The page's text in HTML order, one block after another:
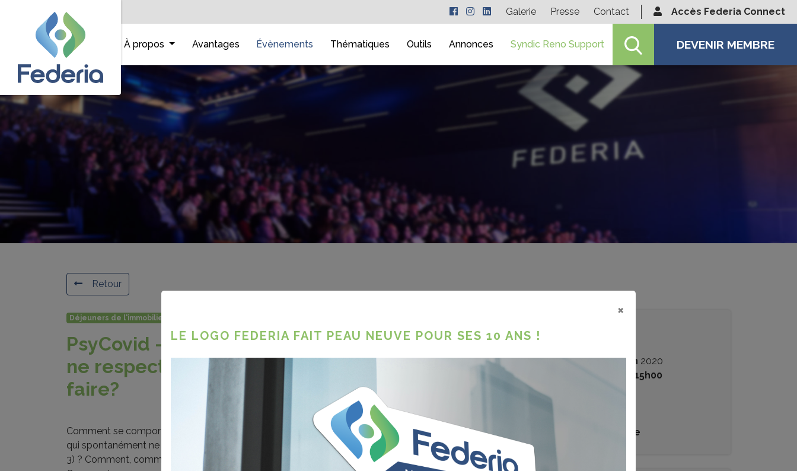
Galerie Presse Contact Accès Federia Connect
Accueil À propos Avantages Évènements Thématiques Outils Annonces Syndic Reno Support DEVENIR MEMBRE
Retour
Déjeuners de l'immobilier
PsyCovid - Mes clients et mes employés
ne respectent pas les règles, comment
faire?
Comment se comporter avec des clients qui doivent respecter des règles sanitaires et
qui spontanément ne le font pas (max 2 personnes pour les visites, ils se présentent à
3) ? Comment, commercialement parlant, ne pas se mettre les clients à dos ?
INFORMATIONS
Jeudi11 Juin 2020
15h00
/ Webinaire
×
LE LOGO FEDERIA FAIT PEAU NEUVE POUR SES 10 ANS !